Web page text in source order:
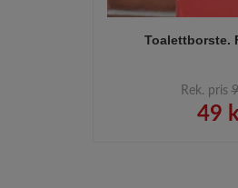
Toalettborste.
Rek. pris
49